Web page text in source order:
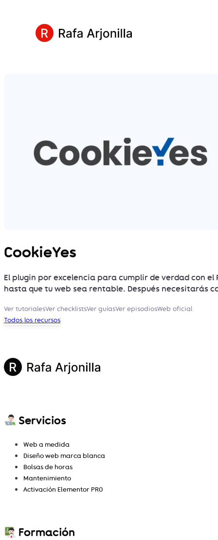
CookieYes
El plugin por excelencia para cumplir de verdad con
hasta que tu web sea rentable. Después necesitarás
Ver tutorialesVer checklistsVer guíasVer episodiosWeb oficial
Todos los recursos
Servicios
Web a medida
Diseño web marca blanca
Bolsas de horas
Mantenimiento
Activación Elementor PRO
Formación